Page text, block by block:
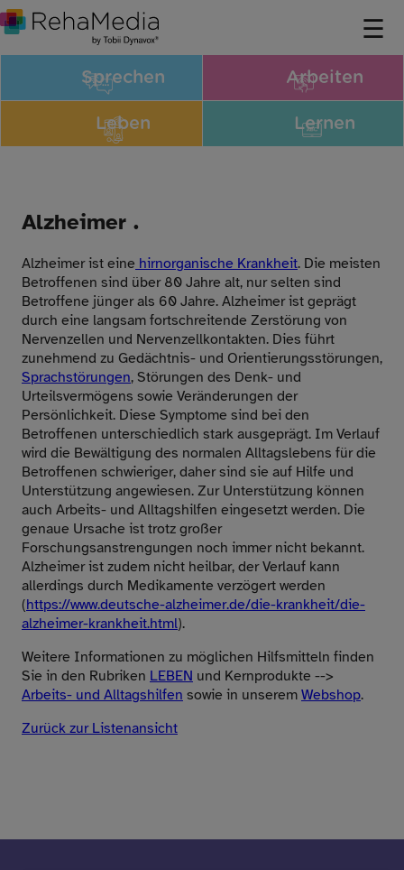
Alzheimer .
Alzheimer ist eine hirnorganische Krankheit. Die meisten
Betroffenen sind über 80 Jahre alt, nur selten sind
Betroffene jünger als 60 Jahre. Alzheimer ist geprägt
durch eine langsam fortschreitende Zerstörung von
Nervenzellen und Nervenzellkontakten. Dies führt
zunehmend zu Gedächtnis- und Orientierungsstörungen,
Sprachstörungen, Störungen des Denk- und
Urteilsvermögens sowie Veränderungen der
Persönlichkeit. Diese Symptome sind bei den
Betroffenen unterschiedlich stark ausgeprägt. Im Verlauf
wird die Bewältigung des normalen Alltagslebens für die
Betroffenen schwieriger, daher sind sie auf Hilfe und
Unterstützung angewiesen. Zur Unterstützung können
auch Arbeits- und Alltagshilfen eingesetzt werden. Die
genaue Ursache ist trotz großer
Forschungsanstrengungen noch immer nicht bekannt.
Alzheimer ist zudem nicht heilbar, der Verlauf kann
allerdings durch Medikamente verzögert werden
(https://www.deutsche-alzheimer.de/die-krankheit/die-
alzheimer-krankheit.html).
Weitere Informationen zu möglichen Hilfsmitteln finden
Sie in den Rubriken LEBEN und Kernprodukte -->
Arbeits- und Alltagshilfen sowie in unserem Webshop.
Zurück zur Listenansicht
Sprechen Arbeiten
Leben Lernen